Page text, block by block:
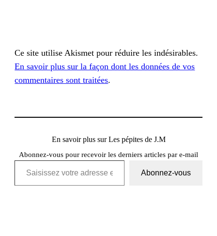
Ce site utilise Akismet pour réduire les indésirables.
En savoir plus sur la façon dont les données de vos
commentaires sont traitées.
En savoir plus sur Les pépites de J.M
Abonnez-vous pour recevoir les derniers articles par e-mail
Saisissez votre adresse e-mail…
Abonnez-vous